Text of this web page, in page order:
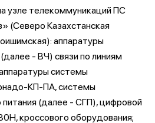
узле телекоммуникаций ПС
(Северо Казахстанская
аппаратуры
- ВЧ) связи по линиям
системы
КП-ПА, системы
питания (далее - СГП), цифровой
кроссового оборудования;